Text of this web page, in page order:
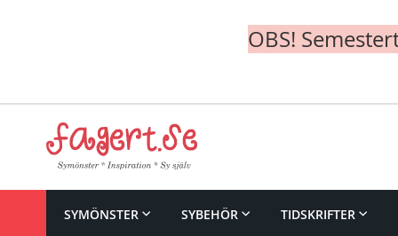
OBS!
Content
SYMÖNSTER SYBEHÖR TIDSKRIFTER